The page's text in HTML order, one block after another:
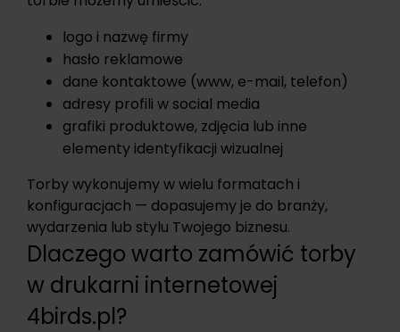
logo i nazwę firmy
hasło reklamowe
dane kontaktowe (www, e-mail, telefon)
adresy profili w social media
grafiki produktowe, zdjęcia lub inne
elementy identyfikacji wizualnej
Torby wykonujemy w wielu formatach i
konfiguracjach — dopasujemy je do branży,
wydarzenia lub stylu Twojego biznesu.
Dlaczego warto zamówić torby
w drukarni internetowej
4birds.pl?